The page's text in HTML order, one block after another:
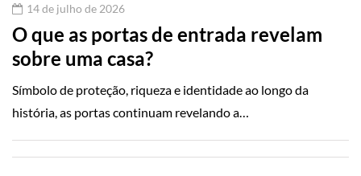
14 de julho de 2026
O que as portas de entrada revelam
sobre uma casa?
Símbolo de proteção, riqueza e identidade ao longo da
história, as portas continuam revelando a…